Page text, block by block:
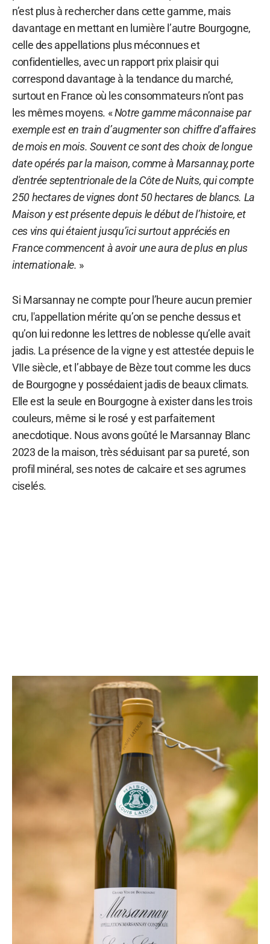
n’est plus à rechercher dans cette gamme, mais
davantage en mettant en lumière l’autre Bourgogne,
celle des appellations plus méconnues et
confidentielles, avec un rapport prix plaisir qui
correspond davantage à la tendance du marché,
surtout en France où les consommateurs n’ont pas
les mêmes moyens. «Notre gamme mâconnaise par
exemple est en train d’augmenter son chiffre d’affaires
de mois en mois. Souvent ce sont des choix de longue
date opérés par la maison, comme à Marsannay, porte
d'entrée septentrionale de la Côte de Nuits, qui compte
250 hectares de vignes dont 50 hectares de blancs. La
Maison y est présente depuis le début de l’histoire, et
ces vins qui étaient jusqu’ici surtout appréciés en
France commencent à avoir une aura de plus en plus
internationale. »
Si Marsannay ne compte pour l’heure aucun premier
cru, l'appellation mérite qu’on se penche dessus et
qu’on lui redonne les lettres de noblesse qu’elle avait
jadis. La présence de la vigne y est attestée depuis le
VIIe siècle, et l’abbaye de Bèze tout comme les ducs
de Bourgogne y possédaient jadis de beaux climats.
Elle est la seule en Bourgogne à exister dans les trois
couleurs, même si le rosé y est parfaitement
anecdotique. Nous avons goûté le Marsannay Blanc
2023 de la maison, très séduisant par sa pureté, son
profil minéral, ses notes de calcaire et ses agrumes
ciselés.